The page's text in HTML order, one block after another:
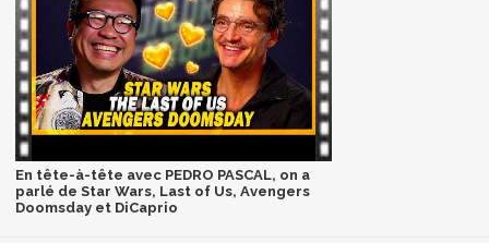
En tête-à-tête avec PEDRO PASCAL, on a
parlé de Star Wars, Last of Us, Avengers
Doomsday et DiCaprio